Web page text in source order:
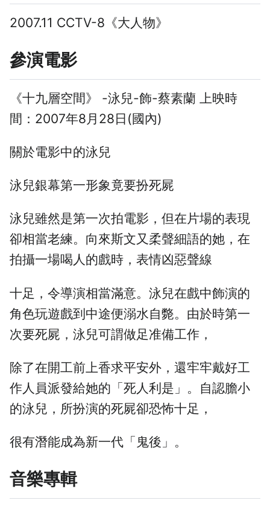
2007.11 CCTV-8《大人物》
參演電影
《十九層空間》 -泳兒-飾-蔡素蘭 上映時
間：2007年8月28日(國內)
關於電影中的泳兒
泳兒銀幕第一形象竟要扮死屍
泳兒雖然是第一次拍電影，但在片場的表現
卻相當老練。向來斯文又柔聲細語的她，在
拍攝一場喝人的戲時，表情凶惡聲線
十足，令導演相當滿意。泳兒在戲中飾演的
角色玩遊戲到中途便溺水自斃。由於時第一
次要死屍，泳兒可謂做足准備工作，
除了在開工前上香求平安外，還牢牢戴好工
作人員派發給她的「死人利是」。自認膽小
的泳兒，所扮演的死屍卻恐怖十足，
很有潛能成為新一代「鬼後」。
音樂專輯